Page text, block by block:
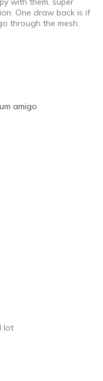
One draw back is if
through the mesh,
amigo
lot